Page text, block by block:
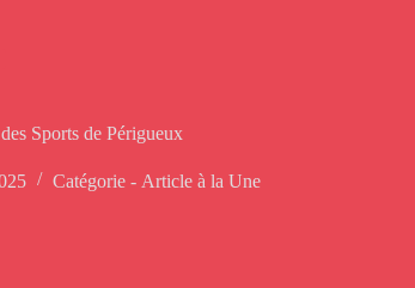
Sports de Périgueux
Catégorie - Article à la Une